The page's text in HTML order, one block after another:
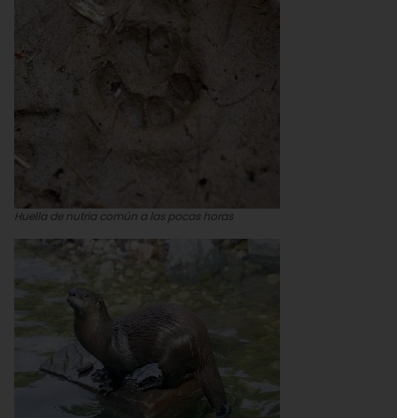
Huella de nutria común a las pocas horas